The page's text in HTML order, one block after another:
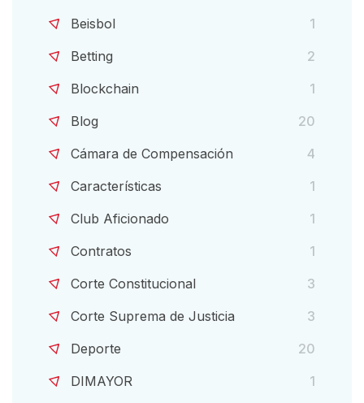
Beisbol
1
Betting
2
Blockchain
1
Blog
20
Cámara de Compensación
4
Características
1
Club Aficionado
1
Contratos
1
Corte Constitucional
3
Corte Suprema de Justicia
3
Deporte
20
DIMAYOR
1